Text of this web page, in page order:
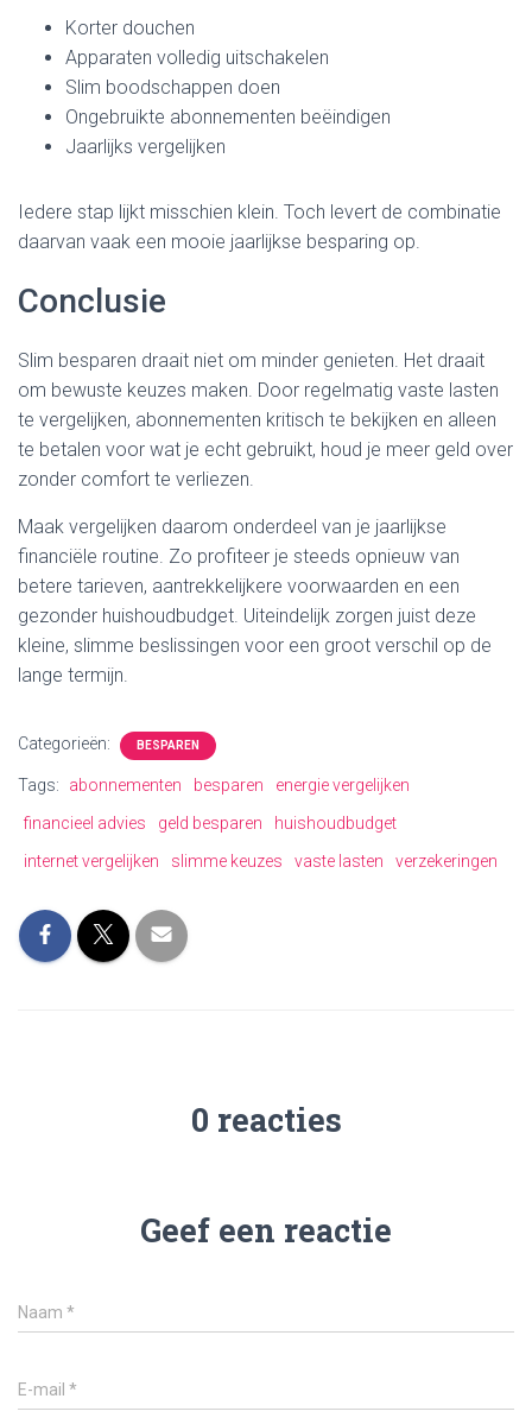
Korter douchen
Apparaten volledig uitschakelen
Slim boodschappen doen
Ongebruikte abonnementen beëindigen
Jaarlijks vergelijken
Iedere stap lijkt misschien klein. Toch levert de combinatie
daarvan vaak een mooie jaarlijkse besparing op.
Conclusie
Slim besparen draait niet om minder genieten. Het draait
om bewuste keuzes maken. Door regelmatig vaste lasten
te vergelijken, abonnementen kritisch te bekijken en alleen
te betalen voor wat je echt gebruikt, houd je meer geld over
zonder comfort te verliezen.
Maak vergelijken daarom onderdeel van je jaarlijkse
financiële routine. Zo profiteer je steeds opnieuw van
betere tarieven, aantrekkelijkere voorwaarden en een
gezonder huishoudbudget. Uiteindelijk zorgen juist deze
kleine, slimme beslissingen voor een groot verschil op de
lange termijn.
Categorieën: BESPAREN
Tags: abonnementen besparen
energie vergelijken
financieel advies
geld besparen
huishoudbudget
internet vergelijken
slimme keuzes vaste lasten verzekeringen
0 reacties
Geef een reactie
Naam *
E-mail *